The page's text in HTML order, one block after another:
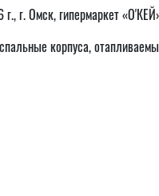
г. Омск, гипермаркет
корпуса,